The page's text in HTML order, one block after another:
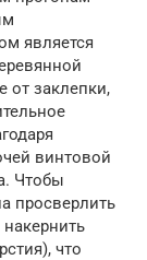
является
от заклепки,
винтовой
Чтобы
просверлить
что